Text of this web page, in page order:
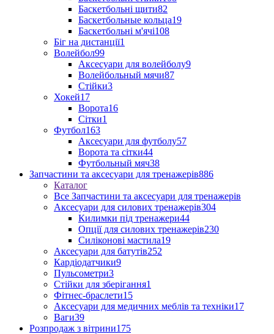
Баскетбольні щити82
Баскетбольные кольца19
Баскетбольні м'ячі108
Біг на дистанції1
Волейбол99
Аксесуари для волейболу9
Волейбольный мячи87
Стійки3
Хокей17
Ворота16
Сітки1
Футбол163
Аксесуари для футболу57
Ворота та сітки44
Футбольный мяч38
Запчастини та аксесуари для тренажерів886
Каталог
Все Запчастини та аксесуари для тренажерів
Аксесуари для силових тренажерів304
Килимки під тренажери44
Опції для силових тренажерів230
Силіконові мастила19
Аксесуари для батутів252
Кардіодатчики9
Пульсометри3
Стійки для зберігання1
Фітнес-браслети15
Аксесуари для медичних меблів та техніки17
Ваги39
Розпродаж з вітрини175